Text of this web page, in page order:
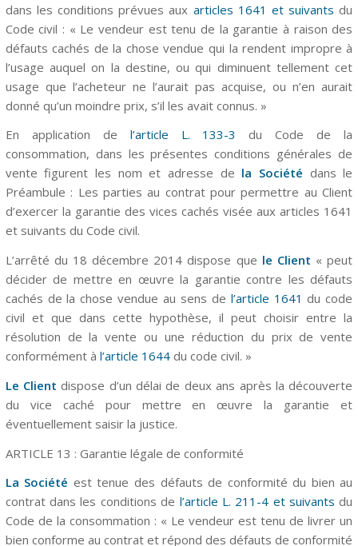
dans les conditions prévues aux articles 1641 et suivants du
Code civil : « Le vendeur est tenu de la garantie à raison des
défauts cachés de la chose vendue qui la rendent impropre à
l’usage auquel on la destine, ou qui diminuent tellement cet
usage que l’acheteur ne l’aurait pas acquise, ou n’en aurait
donné qu’un moindre prix, s’il les avait connus. »
En application de l’article L. 133-3du Code de la
consommation, dans les présentes conditions générales de
vente figurent les nom et adresse de la Société dans le
Préambule : Les parties au contrat pour permettre au Client
d’exercer la garantie des vices cachés visée auxarticles 1641
et suivants du Code civil.
L’arrêté du 18 décembre 2014 dispose que le Client « peut
décider de mettre en œuvre la garantie contre les défauts
cachés de la chose vendue au sens de l’article 1641du code
civil et que dans cette hypothèse, il peut choisir entre la
résolution de la vente ou une réduction du prix de vente
conformément à l’article 1644du code civil. »
Le Client dispose d’un délai de deux ans après la découverte
du vice caché pour mettre en œuvre la garantie et
éventuellement saisir la justice.
ARTICLE 13 : Garantie légale de conformité
La Société est tenue des défauts de conformité du bien au
contrat dans les conditions de l’article L. 211-4 et suivantsdu
Code de la consommation : « Le vendeur est tenu de livrer un
bien conforme au contrat et répond des défauts de conformité